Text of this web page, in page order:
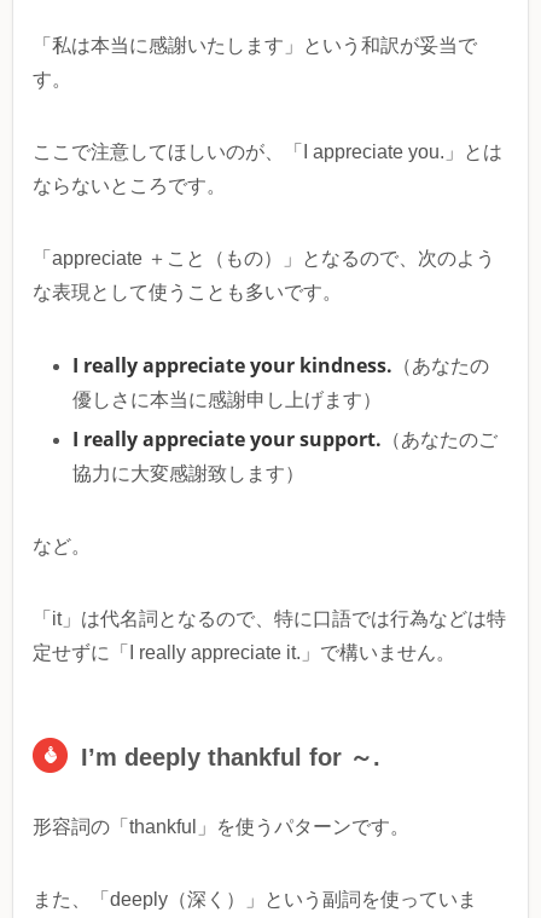
「私は本当に感謝いたします」という和訳が妥当で
す。
ここで注意してほしいのが、「I appreciate you.」とは
ならないところです。
「appreciate ＋こと（もの）」となるので、次のよう
な表現として使うことも多いです。
I really appreciate your kindness. （あなたの
優しさに本当に感謝申し上げます）
I really appreciate your support. （あなたのご
協力に大変感謝致します）
など。
「it」は代名詞となるので、特に口語では行為などは特
定せずに「I really appreciate it.」で構いません。
I’m deeply thankful for ～.
形容詞の「thankful」を使うパターンです。
また、「deeply（深く）」という副詞を使っていま